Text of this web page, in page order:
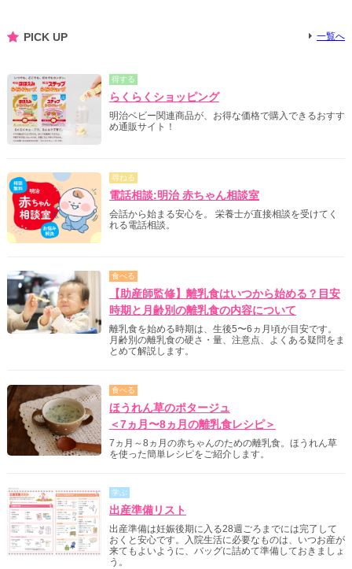
PICK UP 一覧へ
得する
らくらくショッピング
明治ベビー関連商品が、お得な価格で購入できるおすす
め通販サイト！
尋ねる
電話相談:明治 赤ちゃん相談室
会話から始まる安心を。 栄養士が直接相談を受けてく
れる電話相談。
食べる
【助産師監修】離乳食はいつから始める？目安
時期と月齢別の離乳食の内容について
離乳食を始める時期は、生後5〜6ヵ月頃が目安です。
月齢別の離乳食の硬さ・量、注意点、よくある疑問をま
とめて解説します。
食べる
ほうれん草のポタージュ
＜7ヵ月〜8ヵ月の離乳食レシピ＞
7ヵ月～8ヵ月の赤ちゃんのための離乳食。ほうれん草
を使った簡単レシピをご紹介します。
学ぶ
出産準備リスト
出産準備は妊娠後期に入る28週ごろまでには完了して
おくと安心です。入院生活に必要なものは、いつお産が
来てもよいように、バッグに詰めて準備しておきましょ
う。